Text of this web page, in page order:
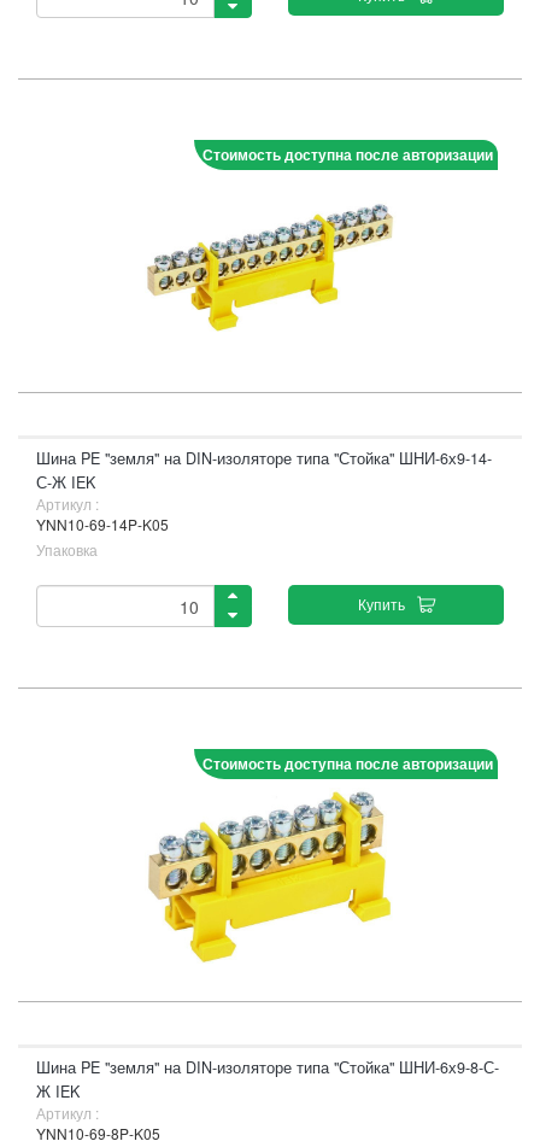
Стоимость доступна после авторизации
Шина PE "земля" на DIN-изоляторе типа "Стойка" ШНИ-6х9-14-
С-Ж IEK
Артикул :
YNN10-69-14P-K05
Упаковка
Купить
Стоимость доступна после авторизации
Шина PE "земля" на DIN-изоляторе типа "Стойка" ШНИ-6х9-8-С-
Ж IEK
Артикул :
YNN10-69-8P-K05